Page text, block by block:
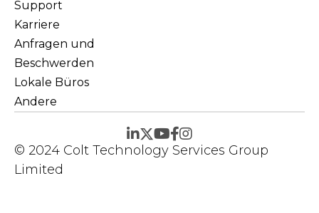
Support
Karriere
Anfragen und
Beschwerden
Lokale Büros
Andere
© 2024 Colt Technology Services Group
Limited